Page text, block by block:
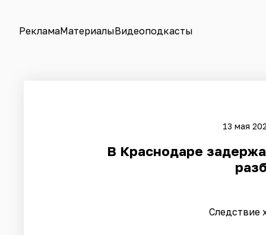
РекламаМатериалыВидеоподкасты
13 мая
В Краснодаре
Следствие